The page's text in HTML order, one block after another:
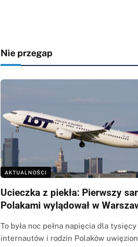
Nie przegap
AKTUALNOŚCI
Ucieczka z piekła: Pierwszy
Polakami wylądował w
To była noc pełna napięcia dla tysięcy
internautów i rodzin Polaków